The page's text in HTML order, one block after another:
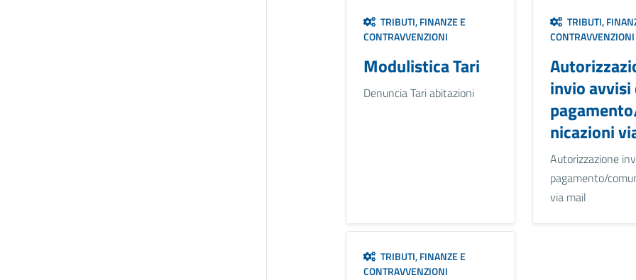
TRIBUTI, FINANZE E
CONTRAVVENZIONI
Modulistica Tari
Denuncia Tari abitazioni
TRIBUTI,
CONTRAVVENZIONI
invio avvisi
nicazioni
Autorizzazione
pagamento/
via mail
TRIBUTI, FINANZE E
CONTRAVVENZIONI